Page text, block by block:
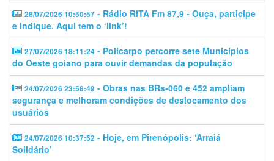
28/07/2026 10:50:57 - Rádio RITA Fm 87,9 - Ouça, participe
e indique. Aqui tem o ‘link’!
27/07/2026 18:11:24 - Policarpo percorre sete Municípios
do Oeste goiano para ouvir demandas da população
24/07/2026 23:58:49 - Obras nas BRs-060 e 452 ampliam
segurança e melhoram condições de deslocamento dos
usuários
24/07/2026 10:37:52 - Hoje, em Pirenópolis: ‘Arraiá
Solidário’